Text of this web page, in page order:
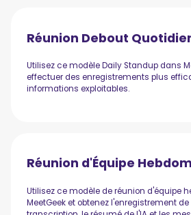
Réunion Debout
Utilisez ce modèle Daily Standup dans
effectuer des enregistrements plus
informations exploitables.
Réunion d'Équipe
Utilisez ce modèle de réunion d'équipe
MeetGeek et obtenez l'enregistrement